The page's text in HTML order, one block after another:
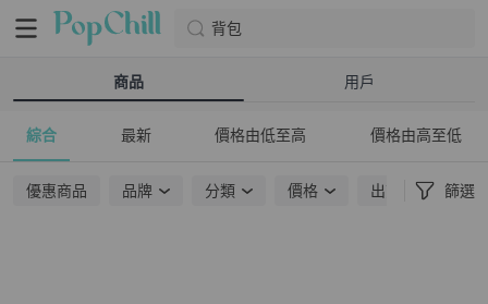
背包
商品 用戶
綜合 最新 價格由低至高 價格由高至低
優惠商品 品牌 分類 價格 出貨地點 篩選